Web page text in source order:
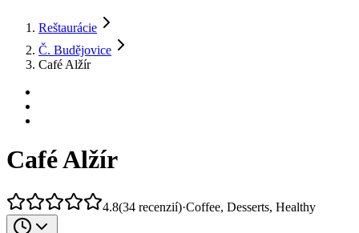
Reštaurácie
Č. Budějovice
Café Alžír
Café Alžír
4.8(34 recenzií)·Coffee, Desserts, Healthy